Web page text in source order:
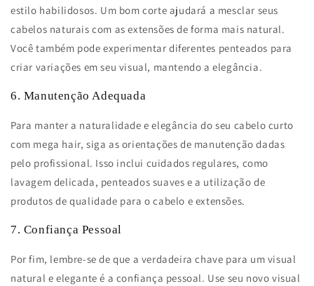
estilo habilidosos. Um bom corte ajudará a mesclar seus
cabelos naturais com as extensões de forma mais natural.
Você também pode experimentar diferentes penteados para
criar variações em seu visual, mantendo a elegância.
6. Manutenção Adequada
Para manter a naturalidade e elegância do seu cabelo curto
com mega hair, siga as orientações de manutenção dadas
pelo profissional. Isso inclui cuidados regulares, como
lavagem delicada, penteados suaves e a utilização de
produtos de qualidade para o cabelo e extensões.
7. Confiança Pessoal
Por fim, lembre-se de que a verdadeira chave para um visual
natural e elegante é a confiança pessoal. Use seu novo visual